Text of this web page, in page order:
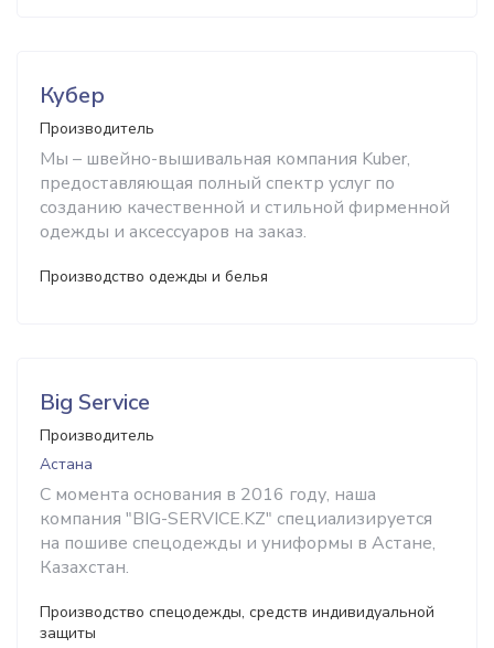
Кубер
Производитель
Мы – швейно-вышивальная компания Kuber,
предоставляющая полный спектр услуг по
созданию качественной и стильной фирменной
одежды и аксессуаров на заказ.
Производство одежды и белья
Big Service
Производитель
Астана
С момента основания в 2016 году, наша
компания "BIG-SERVICE.KZ" специализируется
на пошиве спецодежды и униформы в Астане,
Казахстан.
Производство спецодежды, средств индивидуальной
защиты